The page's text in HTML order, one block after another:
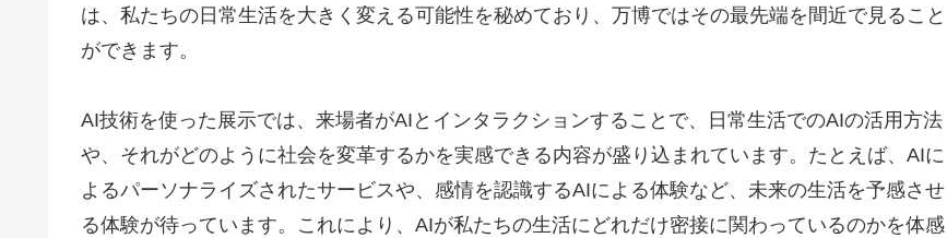
は、私たちの日常生活を大きく変える可能性を秘めており、万博ではその最先端を間近で見ること
ができます。
AI技術を使った展示では、来場者がAIとインタラクションすることで、日常生活でのAIの活用方法
や、それがどのように社会を変革するかを実感できる内容が盛り込まれています。たとえば、AIに
よるパーソナライズされたサービスや、感情を認識するAIによる体験など、未来の生活を予感させ
る体験が待っています。これにより、AIが私たちの生活にどれだけ密接に関わっているのかを体感